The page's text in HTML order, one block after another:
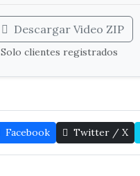
Descargar Video ZIP
Solo clientes registrados
Facebook Twitter / X